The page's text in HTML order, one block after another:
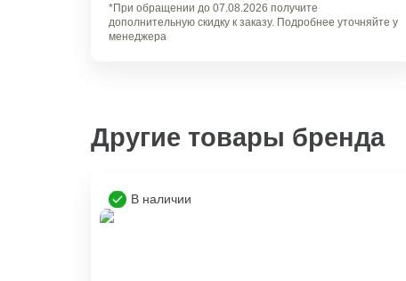
*При обращении до 07.08.2026 получите
дополнительную скидку к заказу. Подробнее уточняйте у
менеджера
Другие товары бренда
В наличии